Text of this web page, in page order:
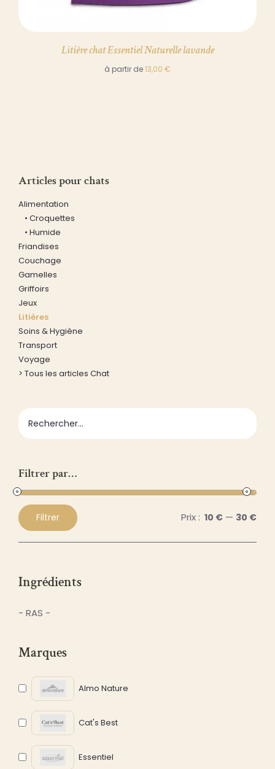
Litière chat Essentiel Naturelle lavande
à partir de13,00 €
Articles pour chats
Alimentation
• Croquettes
• Humide
Friandises
Couchage
Gamelles
Griffoirs
Jeux
Litières
Soins & Hygiène
Transport
Voyage
> Tous les articles Chat
Filtrer par…
Prix
min
Prix
max
Filtrer Prix : 10 € — 30 €
Ingrédients
- RAS -
Marques
Almo Nature
Cat's Best
Essentiel